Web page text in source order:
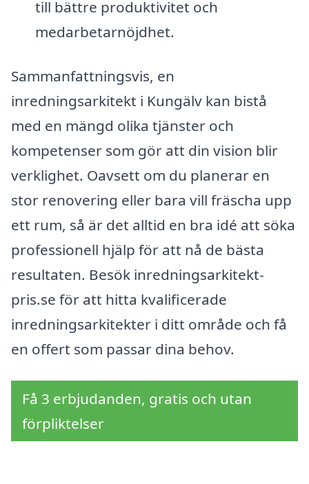
till bättre produktivitet och
medarbetarnöjdhet.
Sammanfattningsvis, en
inredningsarkitekt i Kungälv kan bistå
med en mängd olika tjänster och
kompetenser som gör att din vision blir
verklighet. Oavsett om du planerar en
stor renovering eller bara vill fräscha upp
ett rum, så är det alltid en bra idé att söka
professionell hjälp för att nå de bästa
resultaten. Besök inredningsarkitekt-
pris.se för att hitta kvalificerade
inredningsarkitekter i ditt område och få
en offert som passar dina behov.
Få 3 erbjudanden, gratis och utan
förpliktelser